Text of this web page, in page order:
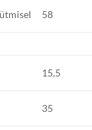
58
15,5
35